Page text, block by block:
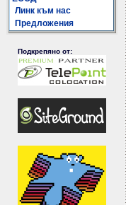
Линк към нас
Предложения
Подкрепяно от: